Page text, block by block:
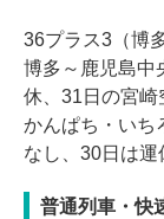
36プラス3（博
博多～鹿児島中
休、31日の宮
かんぱち・いち
なし、30日は運
普通列車・快